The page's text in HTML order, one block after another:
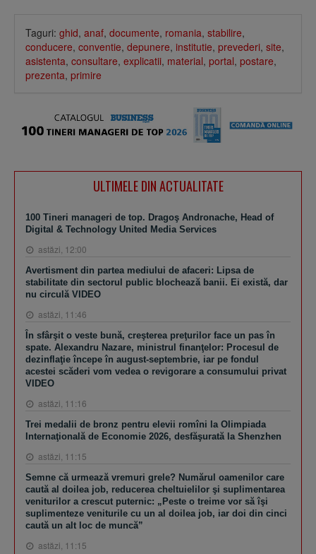
Taguri: ghid, anaf, documente, romania, stabilire,
conducere, conventie, depunere, institutie, prevederi, site,
asistenta, consultare, explicatii, material, portal, postare,
prezenta, primire
ULTIMELE DIN ACTUALITATE
100 Tineri manageri de top. Dragoş Andronache, Head of
Digital & Technology United Media Services
astăzi, 12:00
Avertisment din partea mediului de afaceri: Lipsa de
stabilitate din sectorul public blochează banii. Ei există, dar
nu circulă VIDEO
astăzi, 11:46
În sfârşit o veste bună, creşterea preţurilor face un pas în
spate. Alexandru Nazare, ministrul finanţelor: Procesul de
dezinflaţie începe în august-septembrie, iar pe fondul
acestei scăderi vom vedea o revigorare a consumului privat
VIDEO
astăzi, 11:16
Trei medalii de bronz pentru elevii romîni la Olimpiada
Internaţională de Economie 2026, desfăşurată la Shenzhen
astăzi, 11:15
Semne că urmează vremuri grele? Numărul oamenilor care
caută al doilea job, reducerea cheltuielilor şi suplimentarea
veniturilor a crescut puternic: „Peste o treime vor să îşi
suplimenteze veniturile cu un al doilea job, iar doi din cinci
caută un alt loc de muncă”
astăzi, 11:15